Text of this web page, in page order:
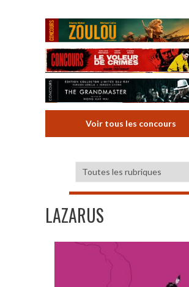
Voir tous les concours
LAZARUS